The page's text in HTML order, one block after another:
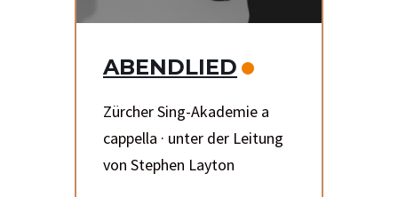
ABENDLIED
Zürcher Sing-Akademie a
cappella · unter der Leitung
von Stephen Layton